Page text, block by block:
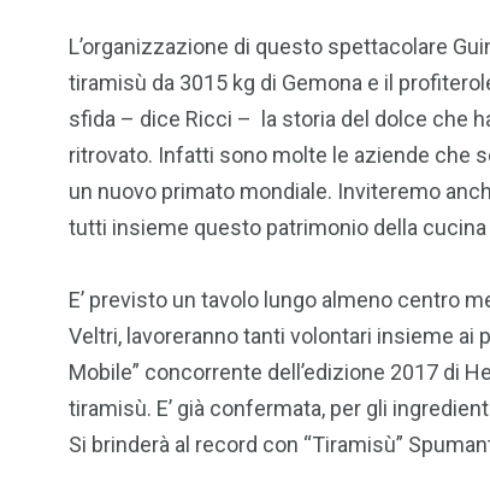
L’organizzazione di questo spettacolare
tiramisù da 3015 kg di Gemona e il
sfida – dice Ricci – la storia del dolce che
ritrovato. Infatti sono molte le aziende che
un nuovo primato mondiale. Inviteremo
tutti insieme questo patrimonio della cucina
E’ previsto un tavolo lungo almeno centro
Veltri, lavoreranno tanti volontari insieme ai
Mobile” concorrente dell’edizione 2017 di
tiramisù. E’ già confermata, per gli
Si brinderà al record con “Tiramisù”